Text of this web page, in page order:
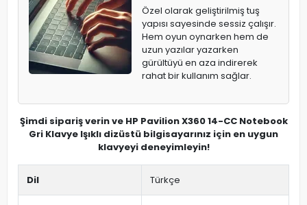
Özel olarak geliştirilmiş tuş
yapısı sayesinde sessiz çalışır.
Hem oyun oynarken hem de
uzun yazılar yazarken
gürültüyü en aza indirerek
rahat bir kullanım sağlar.
Şimdi sipariş verin ve HP Pavilion X360 14-CC Notebook
Gri Klavye Işıklı dizüstü bilgisayarınız için en uygun
klavyeyi deneyimleyin!
Dil Türkçe